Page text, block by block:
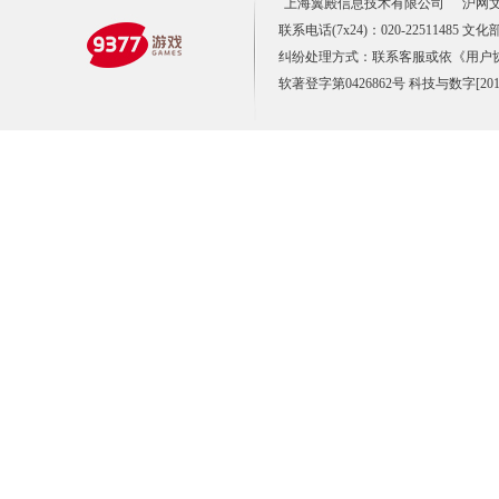
上海翼殿信息技术有限公司
沪网
联系电话(7x24)：020-22511485 文
纠纷处理方式：联系客服或依《用户
软著登字第0426862号 科技与数字